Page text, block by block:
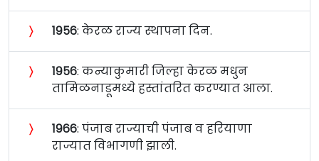
〉 १९५६: केरळ राज्य स्थापना दिन.
〉 १९५६: कन्याकुमारी जिल्हा केरळ मधुन
तामिळनाडूमध्ये हस्तांतरित करण्यात आला.
〉 १९६६: पंजाब राज्याची पंजाब व हरियाणा
राज्यात विभागणी झाली.